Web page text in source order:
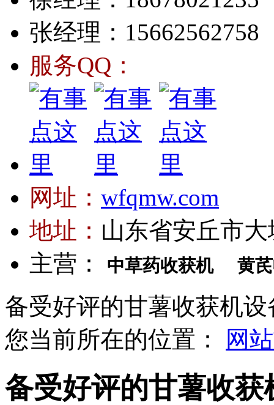
张经理：15662562758
服务QQ：
网址： wfqmw.com
地址： 山东省安丘市
主营：
中草药收获机 黄
备受好评的甘薯收获机设
您当前所在的位置：
网
备受好评的甘薯收获